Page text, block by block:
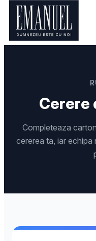
Cerere
Completeaza
cererea ta, iar echipa